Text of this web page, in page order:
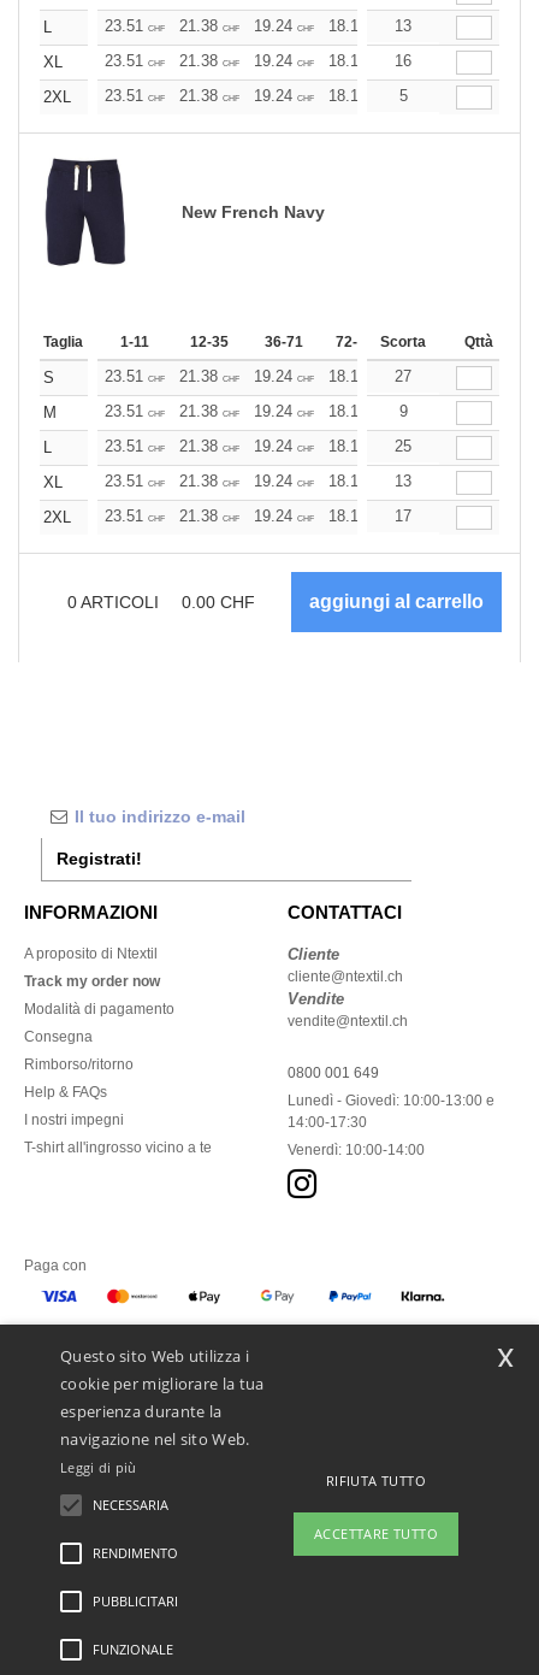
L
23.51 CHF 21.38 CHF 19.24 CHF 18.18 17.10
13
XL
23.51 CHF 21.38 CHF 19.24 CHF 18.18 17.10
16
2XL
23.51 CHF 21.38 CHF 19.24 CHF 18.18 17.10
5
New French Navy
Taglia 1-11 12-35 36-71 72-143 144-287 288 +
Scorta Qttà
S 23.51 CHF 21.38 CHF 19.24 CHF 18.18 17.10
27
M
23.51 CHF 21.38 CHF 19.24 CHF 18.18 17.10
9
L
23.51 CHF 21.38 CHF 19.24 CHF 18.18 17.10
25
XL
23.51 CHF 21.38 CHF 19.24 CHF 18.18 17.10
13
2XL
23.51 CHF 21.38 CHF 19.24 CHF 18.18 17.10
17
0ARTICOLI 0.00 CHF
Registrati!
INFORMAZIONI
A proposito di Ntextil
Track my order now
Modalità di pagamento
Consegna
Rimborso/ritorno
Help & FAQs
I nostri impegni
T-shirt all'ingrosso vicino a te
CONTATTACI
Cliente
cliente@ntextil.ch
Vendite
vendite@ntextil.ch
0800 001 649
Lunedì - Giovedì: 10:00-13:00 e
14:00-17:30
Venerdì: 10:00-14:00
Paga con
Spediamo con
Menzioni legali- Informativa sulla privacy
Questo sito Web utilizza i
cookie per migliorare la tua
esperienza durante la
navigazione nel sito Web.
Leggi di più
NECESSARIA
RENDIMENTO
PUBBLICITARI
FUNZIONALE
RIFIUTA TUTTO
ACCETTARE TUTTO
x